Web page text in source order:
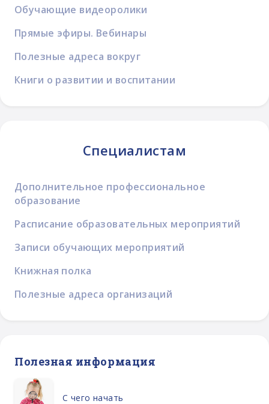
Обучающие видеоролики
Прямые эфиры. Вебинары
Полезные адреса вокруг
Книги о развитии и воспитании
Специалистам
Дополнительное профессиональное
образование
Расписание образовательных мероприятий
Записи обучающих мероприятий
Книжная полка
Полезные адреса организаций
Полезная информация
С чего начать